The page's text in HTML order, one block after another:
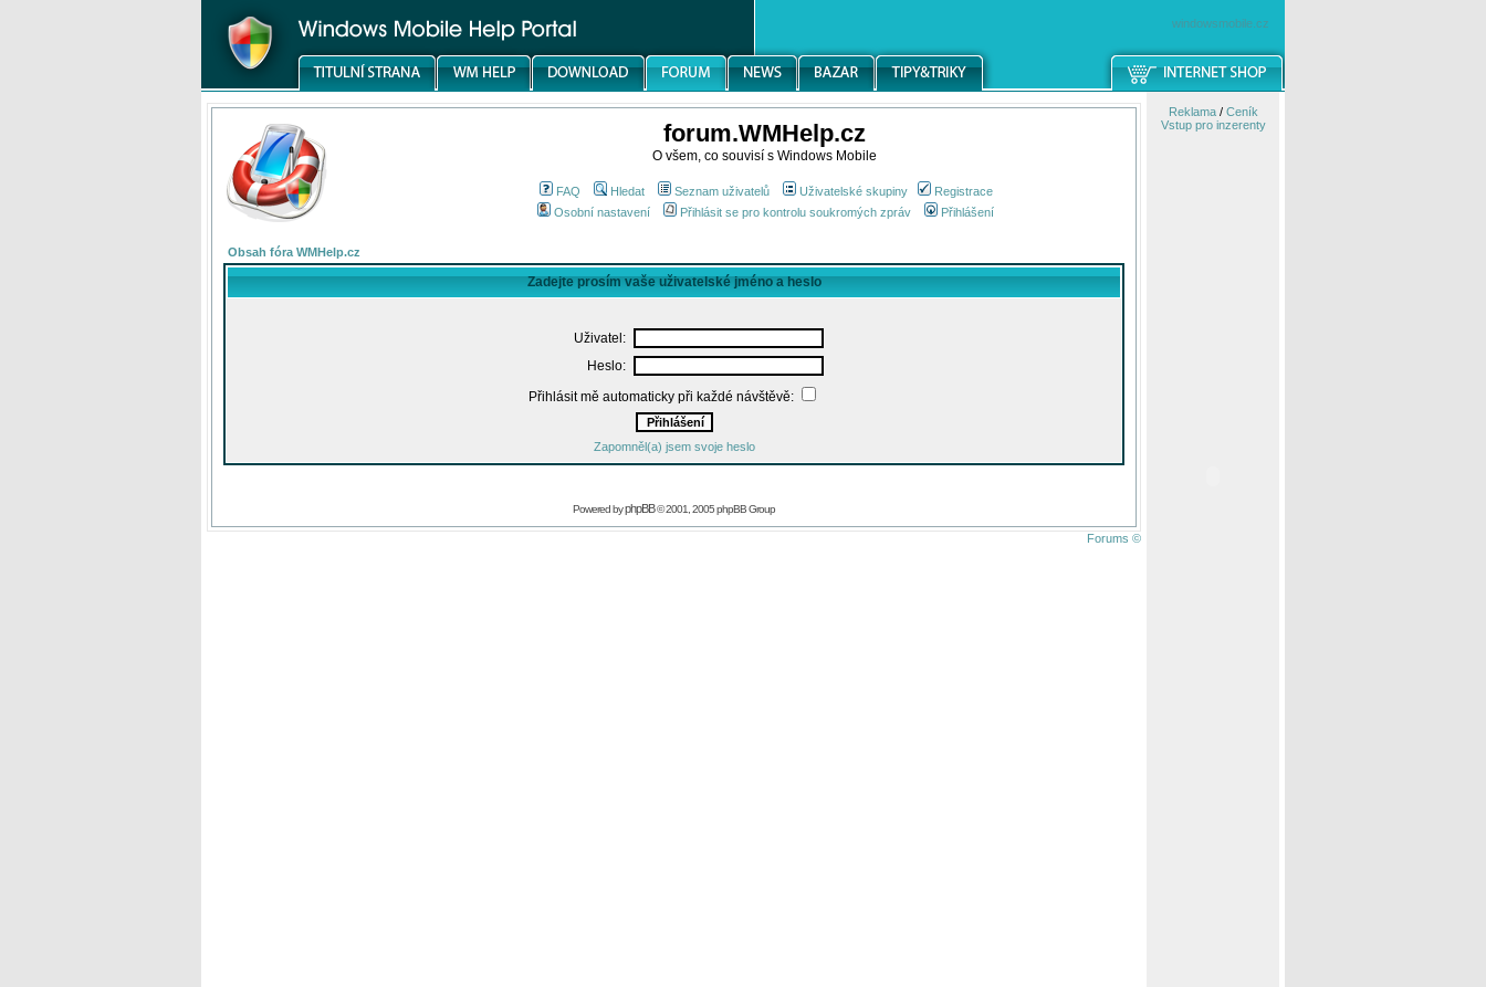
windowsmobile.cz
forum.WMHelp.cz
O všem, co souvisí s Windows Mobile
FAQ Hledat Seznam uživatelů Uživatelské skupiny
Registrace
Osobní nastavení
Přihlásit se pro kontrolu soukromých zpráv Přihlášení
Obsah fóra WMHelp.cz
Zadejte prosím vaše uživatelské jméno a heslo
Uživatel:
Heslo:
Přihlásit mě automaticky při každé návštěvě:
Zapomněl(a) jsem svoje heslo
Powered byphpBB© 2001, 2005 phpBB Group
Forums ©
Reklama/ Ceník
Vstup pro inzerenty